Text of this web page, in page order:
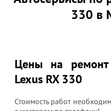
330 в
Цены на ремонт
Lexus RX 330
Стоимость работ